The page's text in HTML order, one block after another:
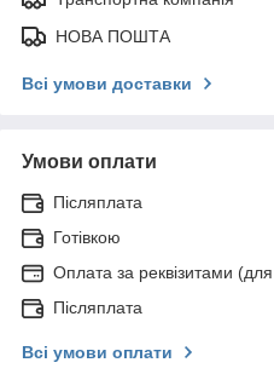
НОВА ПОШТА
Всі умови доставки
Умови оплати
Післяплата
Готівкою
Оплата за реквізитами
Післяплата
Всі умови оплати